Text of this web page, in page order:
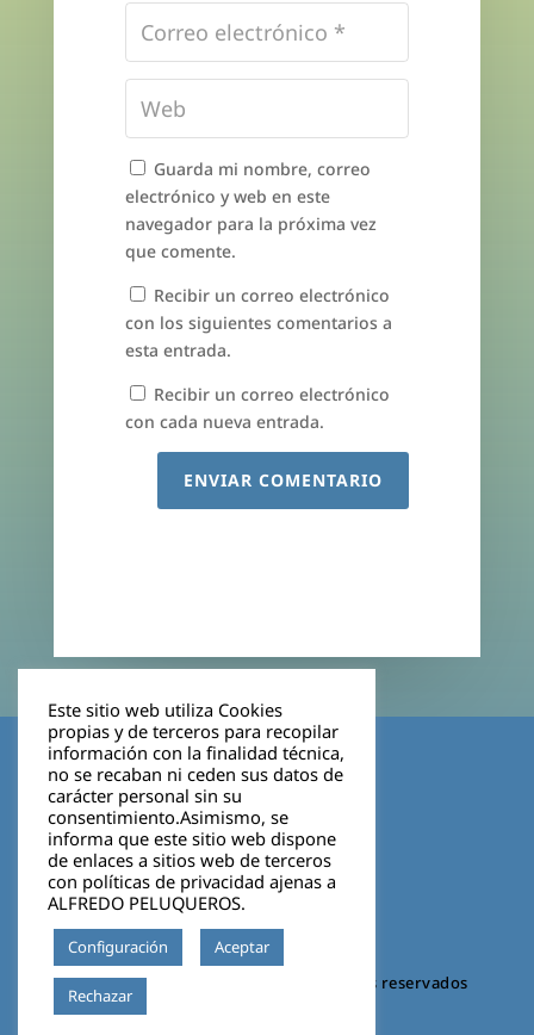
Guarda mi nombre, correo
electrónico y web en este
navegador para la próxima vez
que comente.
Recibir un correo electrónico
con los siguientes comentarios a
esta entrada.
Recibir un correo electrónico
con cada nueva entrada.
ENVIAR COMENTARIO
Aviso legal
Política de privacidad
Cookies
©2026 VIGO BOSCO. Todos los derechos reservados
Este sitio web utiliza Cookies
propias y de terceros para recopilar
información con la finalidad técnica,
no se recaban ni ceden sus datos de
carácter personal sin su
consentimiento.Asimismo, se
informa que este sitio web dispone
de enlaces a sitios web de terceros
con políticas de privacidad ajenas a
ALFREDO PELUQUEROS.
Configuración Aceptar
Rechazar